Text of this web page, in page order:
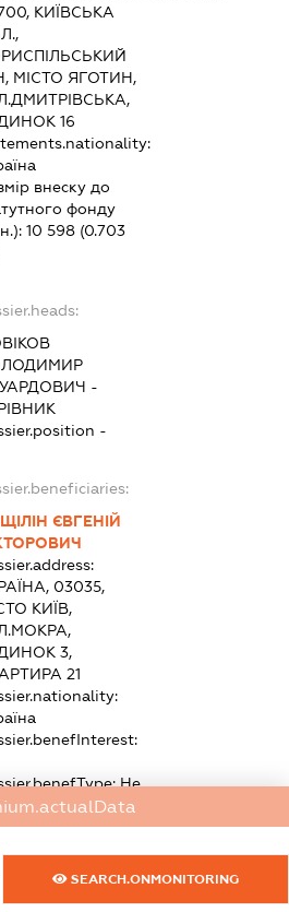
КИЇВСЬКА
МІСТО ЯГОТИН,
16
внеску до
фонду
10 598 (0.703
-
-
ЄВГЕНІЙ
03035,
КИЇВ,
3,
21
Не
вирішальний
SEARCH.ONMONITORING